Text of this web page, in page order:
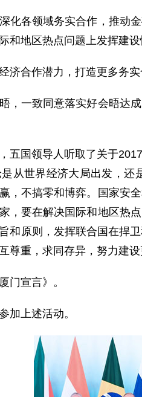
各领域务实合作，推动金
和地区热点问题上发挥建
合作潜力，打造更多务实
一致同意落实好会晤达成
国领导人听取了关于
从世界经济大局出发，
，不搞零和博弈。国家安
，要在解决国际和地区热
和原则，发挥联合国在捍
尊重，求同存异，努力建
宣言》。
上述活动。